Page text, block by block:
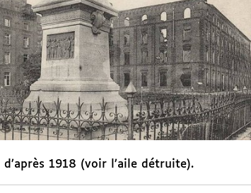
1918 (voir l’aile détruite).